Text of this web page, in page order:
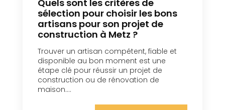
Quels sont les critères de
sélection pour choisir les bons
artisans pour son projet de
construction à Metz ?
Trouver un artisan compétent, fiable et
disponible au bon moment est une
étape clé pour réussir un projet de
construction ou de rénovation de
maison....